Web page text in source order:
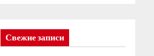
Свежие записи